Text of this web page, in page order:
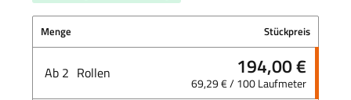
Menge Stückpreis
Ab 2 Rollen 194,00 €
69,29 € / 100 Laufmeter